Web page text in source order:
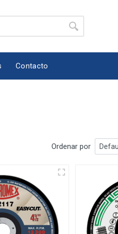
Contacto
Ordenar por